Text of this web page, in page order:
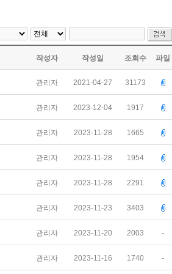
작성자 작성일 조회수 파일
관리자 2021-04-27 31173
관리자 2023-12-04 1917
관리자 2023-11-28 1665
관리자 2023-11-28 1954
관리자 2023-11-28 2291
관리자 2023-11-23 3403
관리자 2023-11-20 2003 -
관리자 2023-11-16 1740 -